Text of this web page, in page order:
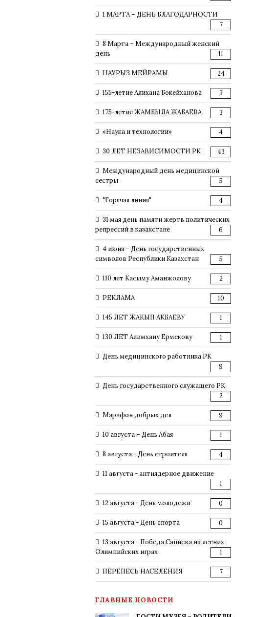
1 МАРТА – ДЕНЬ БЛАГОДАРНОСТИ
7
8 Марта – Международный женский
день
11
НАУРЫЗ МЕЙРАМЫ 24
155-летие Алихана Бокейханова 3
175-летие ЖАМБЫЛА ЖАБАЕВА 3
«Наука и технологии» 4
30 ЛЕТ НЕЗАВИСИМОСТИ РК 43
Международный день медицинской
сестры
5
"Горячая линия" 4
31 мая день памяти жертв политических
репрессий в казахстане
6
4 июня – День государственных
символов Республики Казахстан
5
110 лет Касыму Аманжолову 2
РЕКЛАМА 10
145 ЛЕТ ЖАКЫП АКБАЕВУ 1
130 ЛЕТ Алимхану Ермекову 1
День медицинского работника РК
9
День государственного служащего РК
2
Марафон добрых дел 9
10 августа – День Абая 1
8 августа - День строителя 4
11 августа - антиядерное движение
1
12 августа - День молодежи 0
15 августа - День спорта 0
13 августа - Победа Сапиева на летних
Олимпийских играх
1
ПЕРЕПЕСЬ НАСЕЛЕНИЯ 7
ГЛАВНЫЕ НОВОСТИ